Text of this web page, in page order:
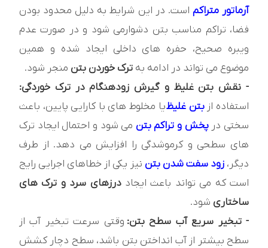
آرماتور متراکم است. در این شرایط به دلیل محدود بودن
فضا، تراکم مناسب بتن دشوارمی شود و در صورت عدم
ویبره صحیح، حفره های داخلی ایجاد شده و همین
موضوع می تواند در ادامه به ترک خوردن بتن منجر شود.
- نقش بتن غلیظ و گیرش زودهنگام در ترک خوردگی:
استفاده از بتن غلیظیا مخلوط های با کارایی پایین، باعث
سختی درپخش و تراکم بتن می شود و احتمال ایجاد ترک
های سطحی و کرموشدگی را افزایش می دهد. از طرف
دیگر،زود سفت شدن بتن نیز یکی از خطاهای اجرایی رایج
است که می تواند باعث ایجاددرزهای سرد و ترک های
ساختاری شود.
- تبخیر سریع آب سطح بتن: وقتی سرعت تبخیر آب از
سطح بیشتر از آب انداختن بتن باشد، سطح دچار کشش